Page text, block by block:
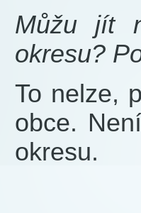
Můžu jít
okresu?
To nelze,
obce.
okresu.